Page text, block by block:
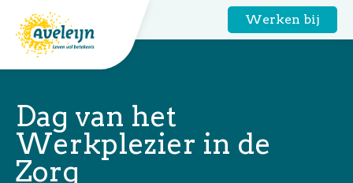
Werken bij
Dag van het
Werkplezier in de
Zorg